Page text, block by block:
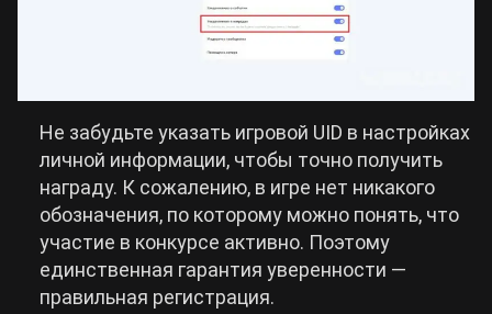
Не забудьте указать игровой UID в настройках
личной информации, чтобы точно получить
награду. К сожалению, в игре нет никакого
обозначения, по которому можно понять, что
участие в конкурсе активно. Поэтому
единственная гарантия уверенности —
правильная регистрация.